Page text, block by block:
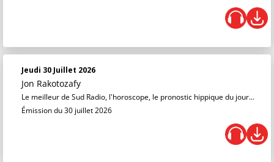
Jeudi 30 Juillet 2026
Jon Rakotozafy
Le meilleur de Sud Radio, l'horoscope, le pronostic hippique du jour...
Émission du 30 juillet 2026